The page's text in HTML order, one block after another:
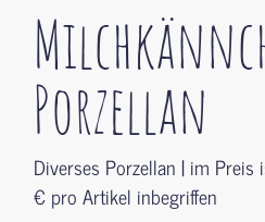
Porzellan
Diverses Porzellan | im
€ pro Artikel inbegriffen